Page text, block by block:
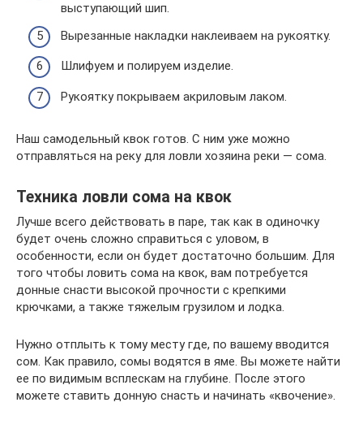
выступающий шип.
Вырезанные накладки наклеиваем на рукоятку.
Шлифуем и полируем изделие.
Рукоятку покрываем акриловым лаком.
Наш самодельный квок готов. С ним уже можно
отправляться на реку для ловли хозяина реки — сома.
Техника ловли сома на квок
Лучше всего действовать в паре, так как в одиночку
будет очень сложно справиться с уловом, в
особенности, если он будет достаточно большим. Для
того чтобы ловить сома на квок, вам потребуется
донные снасти высокой прочности с крепкими
крючками, а также тяжелым грузилом и лодка.
Нужно отплыть к тому месту где, по вашему вводится
сом. Как правило, сомы водятся в яме. Вы можете найти
ее по видимым всплескам на глубине. После этого
можете ставить донную снасть и начинать «квочение».